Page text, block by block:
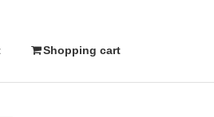
Shopping cart